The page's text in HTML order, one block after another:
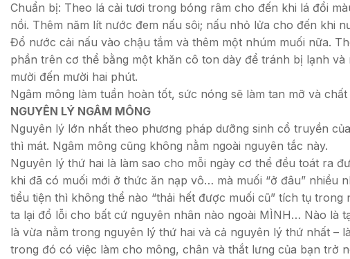
Chuẩn bị: Theo lá cải tươi trong bóng râm cho đến khi lá đổi
nồi. Thêm năm lít nước đem nấu sôi; nấu nhỏ lửa cho đến khi
Đổ nước cải nấu vào chậu tắm và thêm một nhúm muối nữa.
phần trên cơ thể bằng một khăn cô ton dày để tránh bị lạnh
mười đến mười hai phút.
Ngâm mông làm tuần hoàn tốt, sức nóng sẽ làm tan mỡ và
NGUYÊN LÝ NGÂM MÔNG
Nguyên lý lớn nhất theo phương pháp dưỡng sinh cổ truyền
thì mát. Ngâm mông cũng không nằm ngoài nguyên tắc này.
Nguyên lý thứ hai là làm sao cho mỗi ngày cơ thể đều toát ra
khi đã có muối mới ở thức ăn nạp vô… mà muối “ở đâu” nhiều
tiểu tiện thì không thể nào “thải hết được muối cũ” tích tụ
ta lại đổ lỗi cho bất cứ nguyên nhân nào ngoài MÌNH… Nào là
là vừa nằm trong nguyên lý thứ hai và cả nguyên lý thứ nhất –
trong đó có việc làm cho mông, chân và thắt lưng của bạn trở